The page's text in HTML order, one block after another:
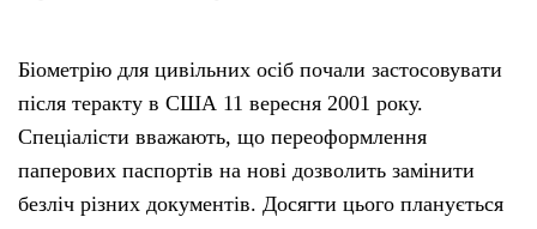
Біометрію для цивільних осіб почали застосовувати
після теракту в США 11 вересня 2001 року.
Спеціалісти вважають, що переоформлення
паперових паспортів на нові дозволить замінити
безліч різних документів. Досягти цього планується